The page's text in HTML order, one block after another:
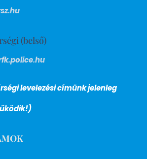
(belső)
levelezési címünk jelenleg